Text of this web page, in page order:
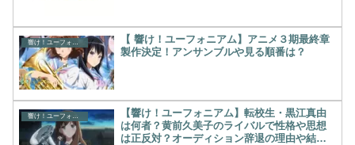
響け！ユーフォニアム
【 響け！ユーフォニアム】アニメ３期最終章
製作決定！アンサンブルや見る順番は？
響け！ユーフォニアム
【響け！ユーフォニアム】転校生・黒江真由
は何者？黄前久美子のライバルで性格や思想
は正反対？オーディション辞退の理由や結果